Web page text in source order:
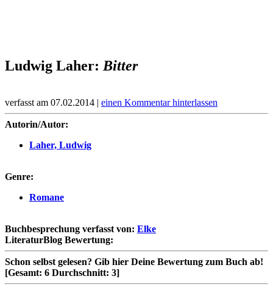
Ludwig Laher: Bitter
verfasst am 07.02.2014 | einen Kommentar hinterlassen
Autorin/Autor:
Laher, Ludwig
Genre:
Romane
Buchbesprechung verfasst von: Elke
LiteraturBlog Bewertung:
Schon selbst gelesen? Gib hier Deine Bewertung zum Buch ab!
[Gesamt: 6 Durchschnitt: 3]